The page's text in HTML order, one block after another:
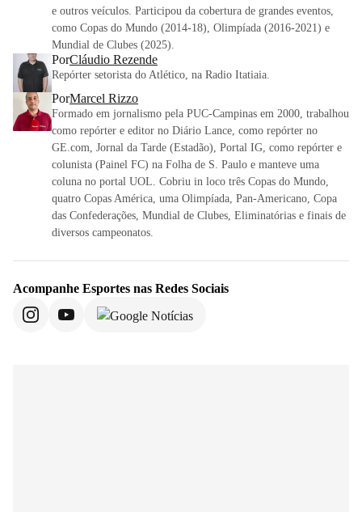
e outros veículos. Participou da cobertura de grandes eventos,
como Copas do Mundo (2014-18), Olimpíada (2016-2021) e
Mundial de Clubes (2025).
PorCláudio Rezende
Repórter setorista do Atlético, na Radio Itatiaia.
PorMarcel Rizzo
Formado em jornalismo pela PUC-Campinas em 2000, trabalhou
como repórter e editor no Diário Lance, como repórter no
GE.com, Jornal da Tarde (Estadão), Portal IG, como repórter e
colunista (Painel FC) na Folha de S. Paulo e manteve uma
coluna no portal UOL. Cobriu in loco três Copas do Mundo,
quatro Copas América, uma Olimpíada, Pan-Americano, Copa
das Confederações, Mundial de Clubes, Eliminatórias e finais de
diversos campeonatos.
Acompanhe Esportes nas Redes Sociais